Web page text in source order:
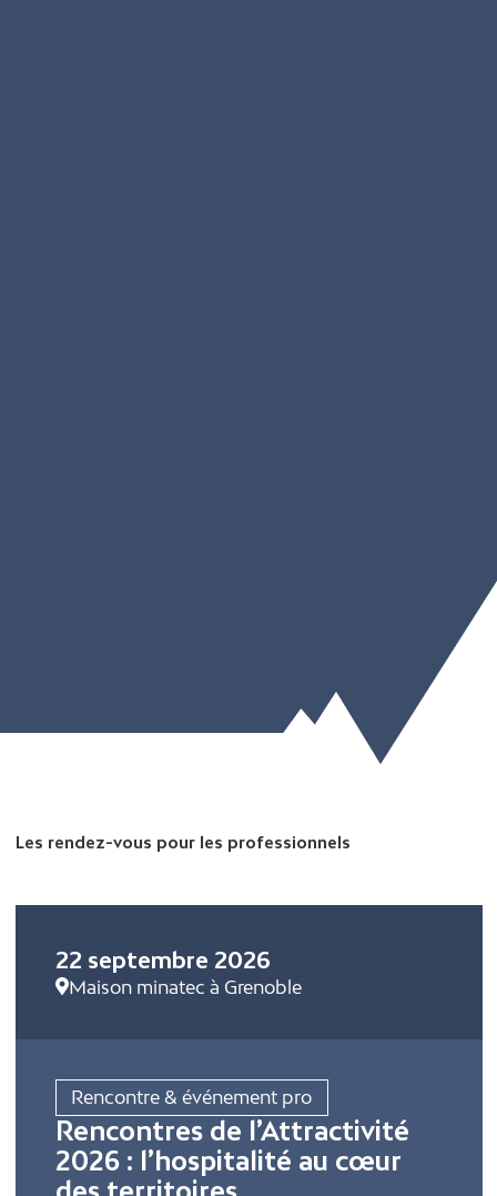
Les rendez-vous pour les professionnels
22 septembre 2026
Maison minatec à Grenoble
Rencontre & événement pro
Rencontres de l’Attractivité
2026 : l’hospitalité au cœur